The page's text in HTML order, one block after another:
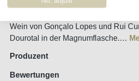
Wein von Gonçalo Lopes und Rui
Dourotal in der Magnumflasche.…
Produzent
Bewertungen